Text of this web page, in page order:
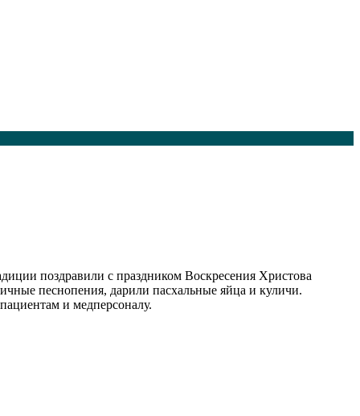
поздравили с праздником Воскресения Христова
песнопения, дарили пасхальные яйца и куличи.
и медперсоналу.